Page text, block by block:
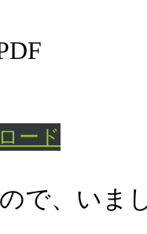
ード
で、いま